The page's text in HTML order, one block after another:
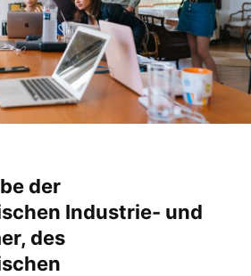
der
Industrie- und
des